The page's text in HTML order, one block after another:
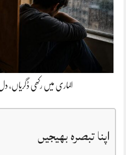
الماری میں رکھی
اپنا تبصرہ بھیجیں